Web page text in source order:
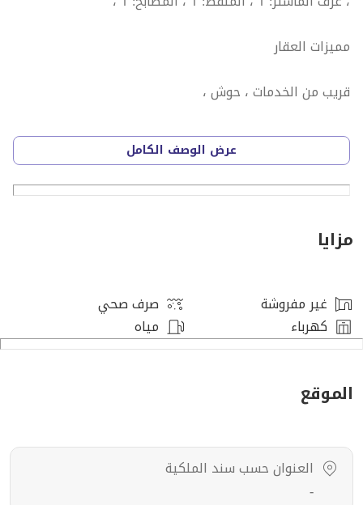
مميزات العقار
قريب من الخدمات ، حوش ،
رقم العرض: 16357
رقم ترخيص الإعلان: 7200731522
رقم رخصة فال: 1200019203
عرض الوصف الكامل
مزايا
غير مفروشة
صرف صحي
كهرباء
مياه
الموقع
العنوان حسب سند الملكية
-